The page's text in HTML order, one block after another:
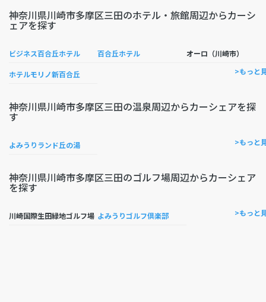
神奈川県川崎市多摩区三田のホテル・旅館周辺からカーシ
ェアを探す
ビジネス百合丘ホテル 百合丘ホテル オーロ（川崎市）
ホテルモリノ新百合丘 >もっと
神奈川県川崎市多摩区三田の温泉周辺からカーシェアを探
す
よみうりランド丘の湯 >もっと
神奈川県川崎市多摩区三田のゴルフ場周辺からカーシェア
を探す
川崎国際生田緑地ゴルフ場 よみうりゴルフ倶楽部 >もっと